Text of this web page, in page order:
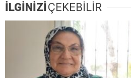
İLGİNİZİÇEKEBİLİR